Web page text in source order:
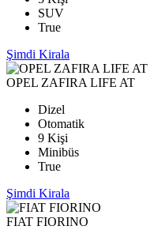
SUV
True
Şimdi Kirala
OPEL ZAFIRA LIFE AT
Dizel
Otomatik
9 Kişi
Minibüs
True
Şimdi Kirala
FIAT FIORINO